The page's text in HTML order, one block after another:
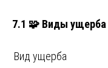
7.1 🧩 Виды
Вид ущерба